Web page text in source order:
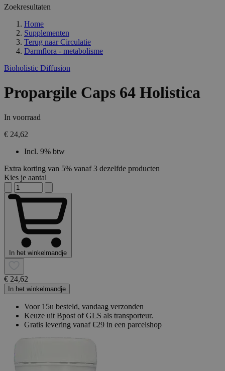
Zoekresultaten
Home
Supplementen
Terug naar Circulatie
Darmflora - metabolisme
Bioholistic Diffusion
Propargile Caps 64 Holistica
In voorraad
€ 24,62
Incl. 9% btw
Extra korting van 5% vanaf 3 dezelfde producten
Kies je aantal
In het winkelmandje
€ 24,62
In het winkelmandje
Voor 15u besteld, vandaag verzonden
Keuze uit Bpost of GLS als transporteur.
Gratis levering vanaf €29 in een parcelshop